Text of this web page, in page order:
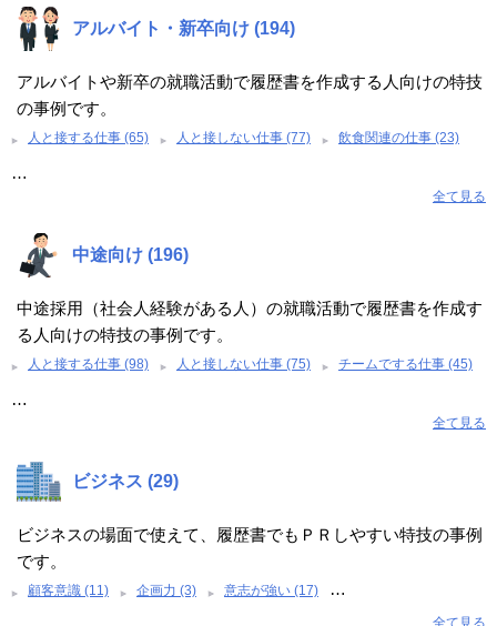
アルバイト・新卒向け (194)
アルバイトや新卒の就職活動で履歴書を作成する人向けの特技
の事例です。
人と接する仕事 (65) 人と接しない仕事 (77) 飲食関連の仕事 (23)
…
全て見る
中途向け (196)
中途採用（社会人経験がある人）の就職活動で履歴書を作成す
る人向けの特技の事例です。
人と接する仕事 (98) 人と接しない仕事 (75) チームでする仕事 (45)
…
全て見る
ビジネス (29)
ビジネスの場面で使えて、履歴書でもＰＲしやすい特技の事例
です。
顧客意識 (11) 企画力 (3) 意志が強い (17) …
全て見る